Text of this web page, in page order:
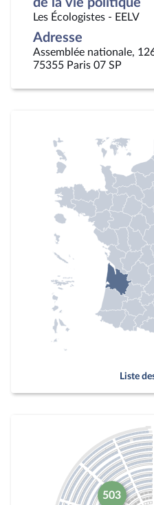
de la vie politique
Les Écologistes - EELV
Adresse
Assemblée nationale,
75355 Paris 07 SP
Liste
503